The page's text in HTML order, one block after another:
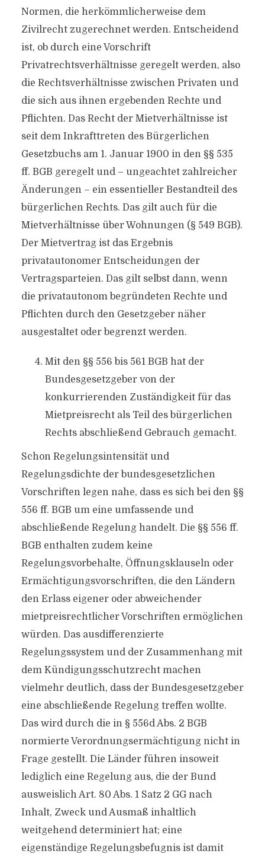
Normen, die herkömmlicherweise dem
Zivilrecht zugerechnet werden. Entscheidend
ist, ob durch eine Vorschrift
Privatrechtsverhältnisse geregelt werden, also
die Rechtsverhältnisse zwischen Privaten und
die sich aus ihnen ergebenden Rechte und
Pflichten. Das Recht der Mietverhältnisse ist
seit dem Inkrafttreten des Bürgerlichen
Gesetzbuchs am 1. Januar 1900 in den §§ 535
ff. BGB geregelt und – ungeachtet zahlreicher
Änderungen – ein essentieller Bestandteil des
bürgerlichen Rechts. Das gilt auch für die
Mietverhältnisse über Wohnungen (§ 549 BGB).
Der Mietvertrag ist das Ergebnis
privatautonomer Entscheidungen der
Vertragsparteien. Das gilt selbst dann, wenn
die privatautonom begründeten Rechte und
Pflichten durch den Gesetzgeber näher
ausgestaltet oder begrenzt werden.
Mit den §§ 556 bis 561 BGB hat der
Bundesgesetzgeber von der
konkurrierenden Zuständigkeit für das
Mietpreisrecht als Teil des bürgerlichen
Rechts abschließend Gebrauch gemacht.
Schon Regelungsintensität und
Regelungsdichte der bundesgesetzlichen
Vorschriften legen nahe, dass es sich bei den §§
556 ff. BGB um eine umfassende und
abschließende Regelung handelt. Die §§ 556 ff.
BGB enthalten zudem keine
Regelungsvorbehalte, Öffnungsklauseln oder
Ermächtigungsvorschriften, die den Ländern
den Erlass eigener oder abweichender
mietpreisrechtlicher Vorschriften ermöglichen
würden. Das ausdifferenzierte
Regelungssystem und der Zusammenhang mit
dem Kündigungsschutzrecht machen
vielmehr deutlich, dass der Bundesgesetzgeber
eine abschließende Regelung treffen wollte.
Das wird durch die in § 556d Abs. 2 BGB
normierte Verordnungsermächtigung nicht in
Frage gestellt. Die Länder führen insoweit
lediglich eine Regelung aus, die der Bund
ausweislich Art. 80 Abs. 1 Satz 2 GG nach
Inhalt, Zweck und Ausmaß inhaltlich
weitgehend determiniert hat; eine
eigenständige Regelungsbefugnis ist damit